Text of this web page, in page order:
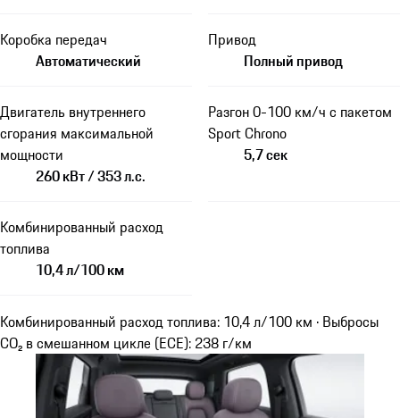
Коробка передач
Автоматический
Привод
Полный привод
Двигатель внутреннего
сгорания максимальной
мощности
260 кВт / 353 л.с.
Разгон 0-100 км/ч с пакетом
Sport Chrono
5,7 сек
Комбинированный расход
топлива
10,4 л/100 км
Комбинированный расход топлива: 10,4 л/100 км · Выбросы
CO₂ в смешанном цикле (ECE): 238 г/км